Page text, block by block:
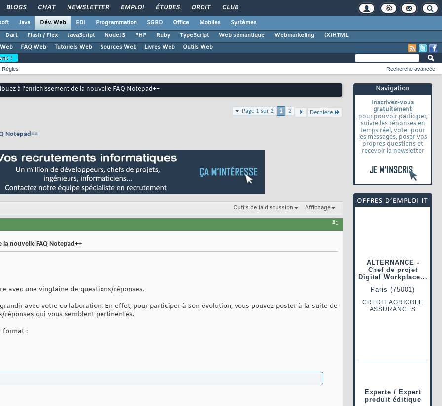
BLOGS CHAT NEWSLETTER EMPLOI ÉTUDES DROIT CLUB
Java Dév. Web EDI Programmation SGBD Office Mobiles
Systèmes
Dart Flash / Flex JavaScript NodeJS PHP Ruby TypeScript Web sémantique Webmarketing
(X)HTML
FAQ Web Tutoriels Web Sources Web Livres Web Outils Web
Navigation
Inscrivez-vous
gratuitement
pour pouvoir participer,
suivre les réponses en
temps réel, voter pour
les messages, poser vos
propres questions et
recevoir la newsletter
!
Règles Recherche avancée
à l'enrichissement de la nouvelle FAQ Notepad++
Page 1 sur 2 1 2 Dernière
Notepad++
Outils de la discussion Affichage
#1
nouvelle FAQ Notepad++
avec une vingtaine de questions/réponses.
avec votre collaboration. En effet, pour participer à son évolution, vous pouvez poster à la suite de
réponses qui vous semblent pertinentes.
format :